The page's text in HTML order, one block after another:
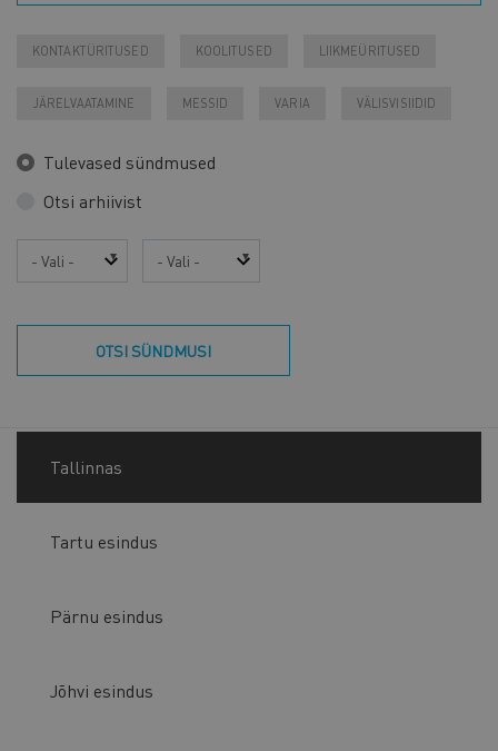
KONTAKTÜRITUSED KOOLITUSED LIIKMEÜRITUSED
JÄRELVAATAMINE MESSID VARIA VÄLISVISIIDID
Tulevased sündmused
Otsi arhiivist
Aasta Kuu
OTSI SÜNDMUSI
Tallinnas
Tartu esindus
Pärnu esindus
Jõhvi esindus